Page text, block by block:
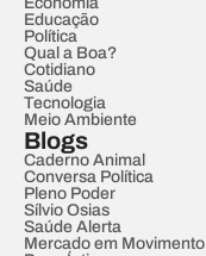
Educação
Política
Qual a Boa?
Cotidiano
Saúde
Tecnologia
Meio Ambiente
Blogs
Caderno Animal
Conversa Política
Pleno Poder
Sílvio Osias
Saúde Alerta
Mercado em Movimento